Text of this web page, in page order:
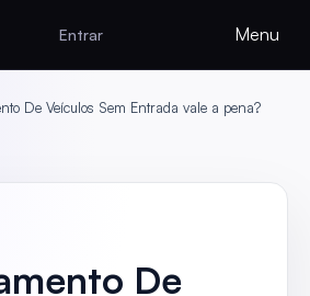
Entrar Menu
De Veículos Sem Entrada vale a pena?
De